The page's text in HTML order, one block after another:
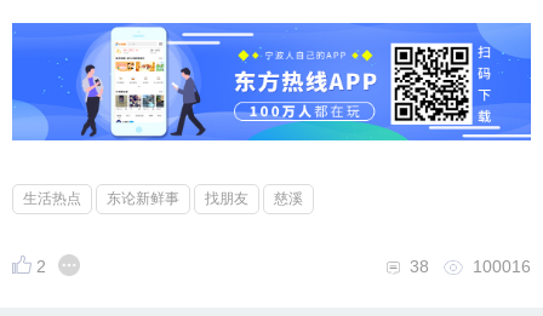
生活热点 东论新鲜事 找朋友 慈溪
2 100016
38